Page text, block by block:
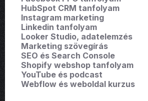
HubSpot CRM tanfolyam
Instagram marketing
Linkedin tanfolyam
Looker Studio, adatelemzés
Marketing szövegírás
SEO és Search Console
Shopify webshop tanfolyam
YouTube és podcast
Webflow és weboldal kurzus